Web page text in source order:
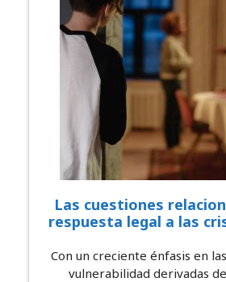
Las cuestiones
respuesta legal a las
Con un creciente énfasis en
vulnerabilidad derivadas